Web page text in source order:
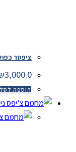
ציפסר כפול 16 ליטר חשמלי
₪3,000.0
הוספה לסל